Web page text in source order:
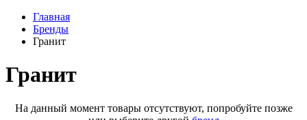
Главная
Бренды
Гранит
Гранит
На данный момент товары отсутствуют, попробуйте позже